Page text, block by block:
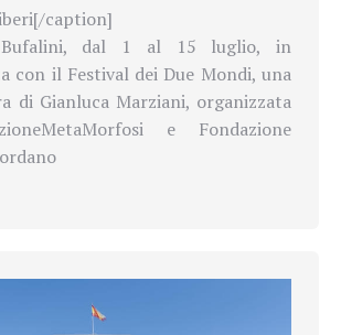
caption]
dal 1 al 15 luglio, in
con il Festival dei Due Mondi, una
di Gianluca Marziani, organizzata
e Fondazione